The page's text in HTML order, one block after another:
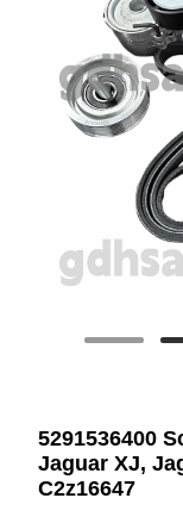
5291536400
Jaguar XJ,
C2z16647